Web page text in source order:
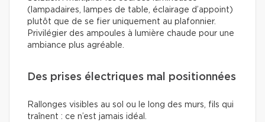
(lampadaires, lampes de table, éclairage d’appoint)
plutôt que de se fier uniquement au plafonnier.
Privilégier des ampoules à lumière chaude pour une
ambiance plus agréable.
Des prises électriques mal positionnées
Rallonges visibles au sol ou le long des murs, fils qui
traînent : ce n’est jamais idéal.